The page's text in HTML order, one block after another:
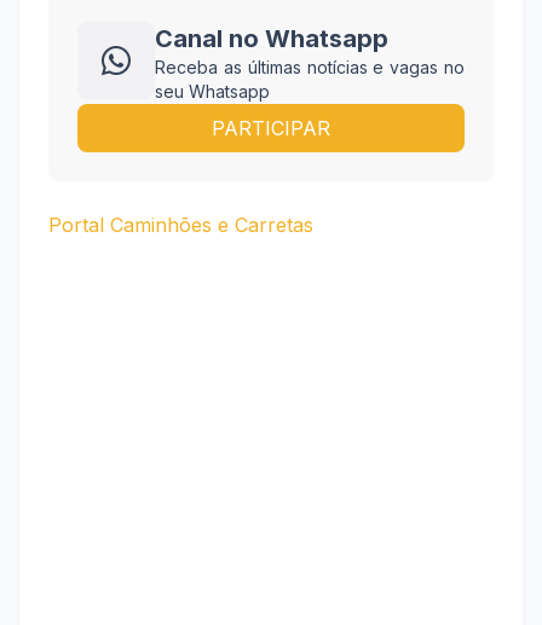
Canal no Whatsapp
Receba as últimas notícias e vagas no
seu Whatsapp
PARTICIPAR
Portal Caminhões e Carretas